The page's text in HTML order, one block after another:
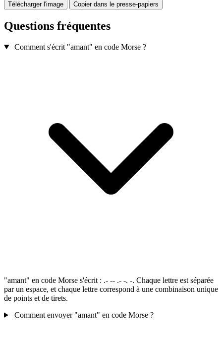
Télécharger l'image Copier dans le presse-papiers
Questions fréquentes
Comment s'écrit "amant" en code Morse ?
"amant" en code Morse s'écrit : .- -- .- -. -. Chaque lettre est séparée
par un espace, et chaque lettre correspond à une combinaison unique
de points et de tirets.
Comment envoyer "amant" en code Morse ?